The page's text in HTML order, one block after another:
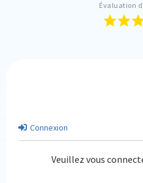
Évaluation
Connexion
Veuillez vous